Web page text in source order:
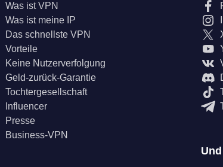
Was ist VPN
Was ist meine IP
Das schnellste VPN
Vorteile
Keine Nutzerverfolgung
Geld-zurück-Garantie
Tochtergesellschaft
Influencer
Presse
Business-VPN